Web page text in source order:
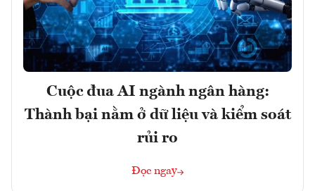
Cuộc đua AI ngành ngân hàng:
Thành bại nằm ở dữ liệu và kiểm soát
rủi ro
Đọc ngay